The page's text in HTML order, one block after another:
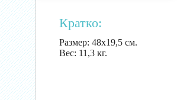
Кратко:
Размер: 48х19,5 см.
Вес: 11,3 кг.